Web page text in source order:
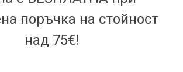
поръчка на стойност
над 75€!